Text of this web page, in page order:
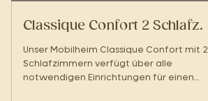
Classique Confort 2 Schlafz.
Unser Mobilheim Classique Confort mit 2
Schlafzimmern verfügt über alle
notwendigen Einrichtungen für einen